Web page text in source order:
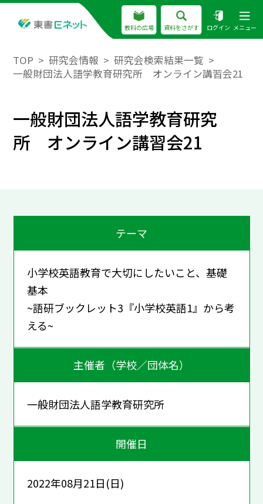
教科の広場 資料をさがす ログイン メニュー
TOP 研究会情報
研究会検索結果一覧
一般財団法人語学教育研究所 オンライン講習会21
一般財団法人語学教育研究
所 オンライン講習会21
テーマ
小学校英語教育で大切にしたいこと、基礎
基本
~語研ブックレット3『小学校英語1』から考
える~
主催者（学校／団体名）
一般財団法人語学教育研究所
開催日
2022年08月21日(日)